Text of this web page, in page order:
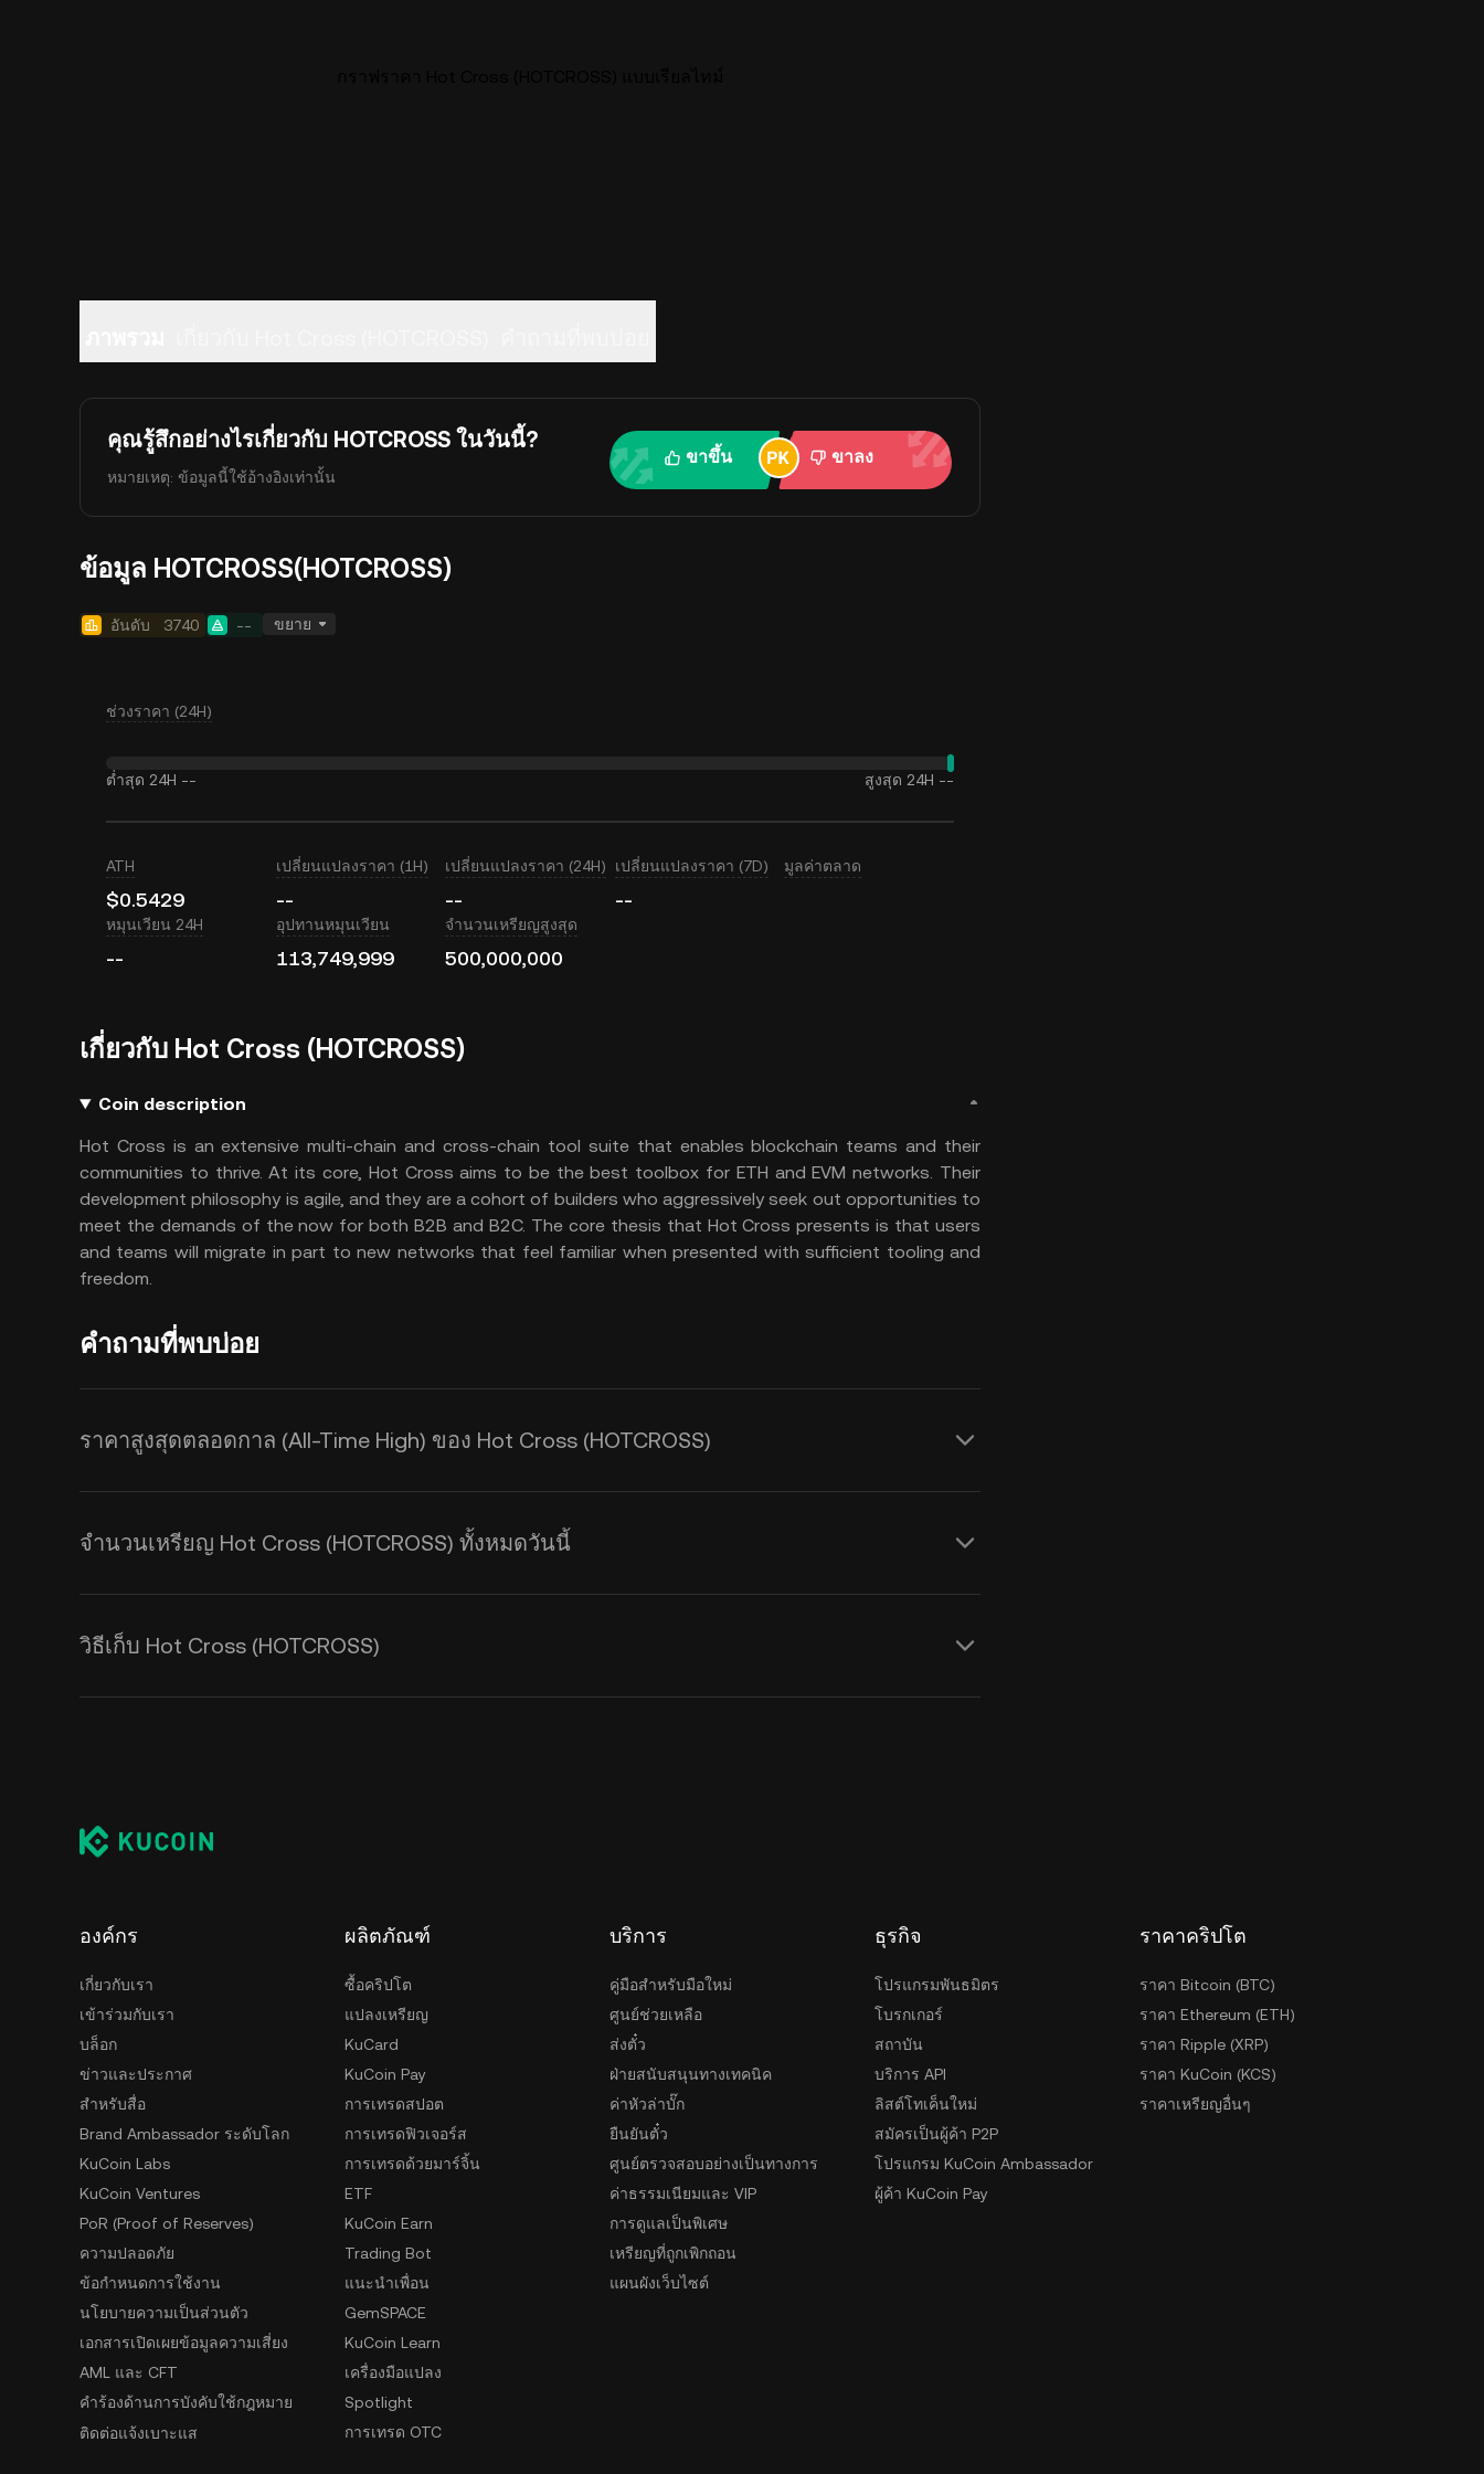
คุณรู้สึกอย่างไรเกี่ยวกับ HOTCROSS ในวันนี้?
หมายเหตุ: ข้อมูลนี้ใช้อ้างอิงเท่านั้น
ขาขึ้น ขาลง
ข้อมูล HOTCROSS(HOTCROSS)
อันดับ 3740 -- ขยาย
ช่วงราคา (24H)
ต่ำสุด 24H -- สูงสุด 24H --
ATH
$0.5429
เปลี่ยนแปลงราคา (1H)
--
เปลี่ยนแปลงราคา (24H)
--
เปลี่ยนแปลงราคา (7D)
--
มูลค่าตลาด
หมุนเวียน 24H
--
อุปทานหมุนเวียน
113,749,999
จำนวนเหรียญสูงสุด
500,000,000
เกี่ยวกับ Hot Cross (HOTCROSS)
Coin description
Hot Cross is an extensive multi-chain and cross-chain tool suite that enables blockchain teams and their
communities to thrive. At its core, Hot Cross aims to be the best toolbox for ETH and EVM networks. Their
development philosophy is agile, and they are a cohort of builders who aggressively seek out opportunities to
meet the demands of the now for both B2B and B2C. The core thesis that Hot Cross presents is that users
and teams will migrate in part to new networks that feel familiar when presented with sufficient tooling and
freedom.
คำถามที่พบบ่อย
ราคาสูงสุดตลอดกาล (All-Time High) ของ Hot Cross (HOTCROSS)
จำนวนเหรียญ Hot Cross (HOTCROSS) ทั้งหมดวันนี้
วิธีเก็บ Hot Cross (HOTCROSS)
องค์กร
เกี่ยวกับเรา
เข้าร่วมกับเรา
บล็อก
ข่าวและประกาศ
สำหรับสื่อ
Brand Ambassador ระดับโลก
KuCoin Labs
KuCoin Ventures
PoR (Proof of Reserves)
ความปลอดภัย
ข้อกำหนดการใช้งาน
นโยบายความเป็นส่วนตัว
เอกสารเปิดเผยข้อมูลความเสี่ยง
AML และ CFT
คำร้องด้านการบังคับใช้กฎหมาย
ติดต่อแจ้งเบาะแส
ผลิตภัณฑ์
ซื้อคริปโต
แปลงเหรียญ
KuCard
KuCoin Pay
การเทรดสปอต
การเทรดฟิวเจอร์ส
การเทรดด้วยมาร์จิ้น
ETF
KuCoin Earn
Trading Bot
แนะนำเพื่อน
GemSPACE
KuCoin Learn
เครื่องมือแปลง
Spotlight
การเทรด OTC
บริการ
คู่มือสำหรับมือใหม่
ศูนย์ช่วยเหลือ
ส่งตั๋ว
ฝ่ายสนับสนุนทางเทคนิค
ค่าหัวล่าบั๊ก
ยืนยันตั๋ว
ศูนย์ตรวจสอบอย่างเป็นทางการ
ค่าธรรมเนียมและ VIP
การดูแลเป็นพิเศษ
เหรียญที่ถูกเพิกถอน
แผนผังเว็บไซต์
ธุรกิจ
โปรแกรมพันธมิตร
โบรกเกอร์
สถาบัน
บริการ API
ลิสต์โทเค็นใหม่
สมัครเป็นผู้ค้า P2P
โปรแกรม KuCoin Ambassador
ผู้ค้า KuCoin Pay
ราคาคริปโต
ราคา Bitcoin (BTC)
ราคา Ethereum (ETH)
ราคา Ripple (XRP)
ราคา KuCoin (KCS)
ราคาเหรียญอื่นๆ